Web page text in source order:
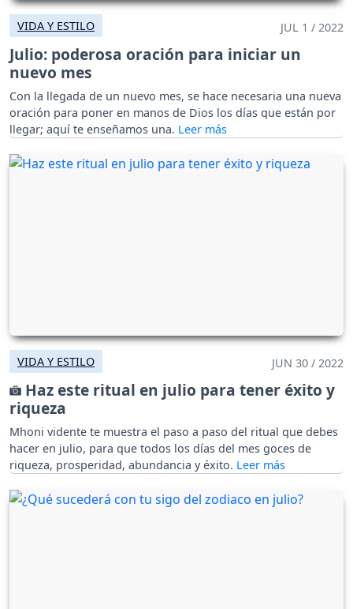
VIDA Y ESTILO JUL 1 / 2022
Julio: poderosa oración para iniciar un
nuevo mes
Con la llegada de un nuevo mes, se hace necesaria una nueva
oración para poner en manos de Dios los días que están por
llegar; aquí te enseñamos una.
VIDA Y ESTILO JUN 30 / 2022
Haz este ritual en julio para tener éxito y
riqueza
Mhoni vidente te muestra el paso a paso del ritual que debes
hacer en julio, para que todos los días del mes goces de
riqueza, prosperidad, abundancia y éxito.